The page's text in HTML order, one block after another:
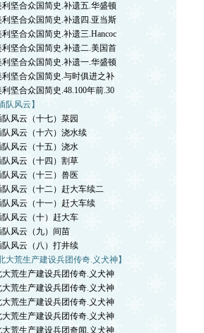
利坚合众国简史.补遗五.华盛顿
利坚合众国简史.补遗四.亚当斯
利坚合众国简史.补遗三.Hancoc
利坚合众国简史.补遗二.美国首
利坚合众国简史.补遗一.华盛顿
利坚合众国简史.与时俱进之补
利坚合众国简史.48.100年前.30
队风云】
队风云（十七）菜园
队风云（十六）浇水续
队风云（十五）浇水
队风云（十四）割草
队风云（十三）兽医
队风云（十二）赶大车续二
队风云（十一）赶大车续
队风云（十）赶大车
队风云（九）间苗
队风云（八）打井续
北大荒生产建设兵团传奇.义犬神】
大荒生产建设兵团传奇.义犬神
大荒生产建设兵团传奇.义犬神
大荒生产建设兵团传奇.义犬神
大荒生产建设兵团传奇.义犬神
大荒生产建设兵团奇闻.义犬神